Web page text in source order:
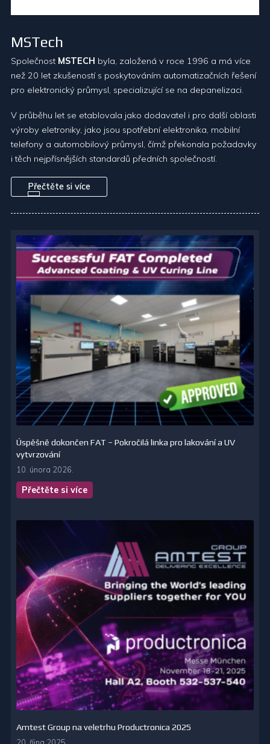
MSTech
Společnost MSTECH byla, založená v roce 1996 a má více
než 20 let zkušeností s poskytováním automatizačních řešení
pro elektronický průmysl, specializující se na depanelizaci.
V průběhu let se etablovala jako dodavatel i pro další oblasti
výroby eletroniky, jako jsou spotřební elektronika, mobilní
telefony a automobilový průmysl, čímž překonala požadavky
i těch nejpřísnějších standardů předních společností.
Přečtěte si více
Úspěšně dokončen FAT – Pokročilá linka pro lakování a UV
vytvrzování
10. února 2026.
Přečtěte si více
Amtest Group na veletrhu Productronica 2025